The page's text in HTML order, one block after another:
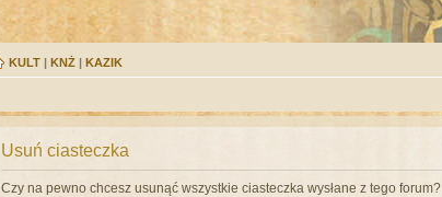
KULT | KNŻ | KAZIK
Usuń ciasteczka
Czy na pewno chcesz usunąć wszystkie ciasteczka wysłane z tego forum?